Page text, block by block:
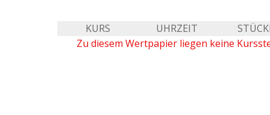
KURS UHRZEIT
Zu diesem Wertpapier liegen keine